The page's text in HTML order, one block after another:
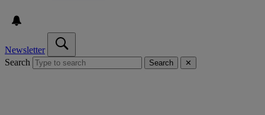
Newsletter
Search
Search ✕